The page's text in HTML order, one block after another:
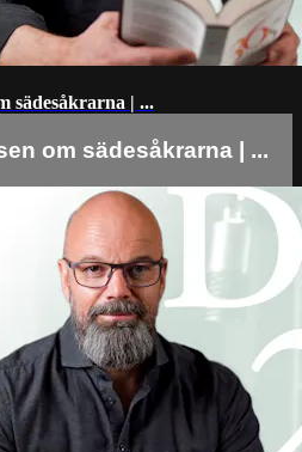
sädesåkrarna | ...
om sädesåkrarna | ...